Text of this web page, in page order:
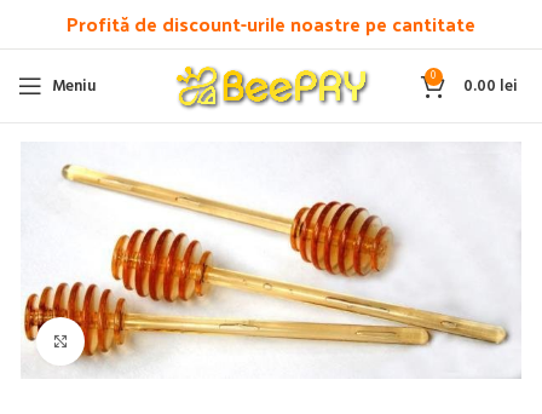
Profită de discount-urile noastre pe cantitate
Meniu 0 0.00 lei
Click pentru a mări